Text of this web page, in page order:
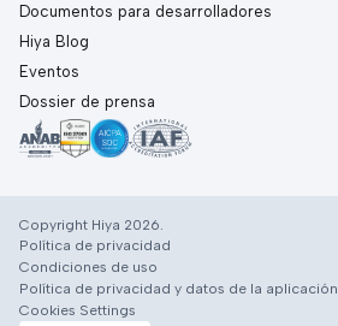
Documentos para desarrolladores
Hiya Blog
Eventos
Dossier de prensa
Copyright Hiya 2026.
Política de privacidad
Condiciones de uso
Política de privacidad y datos de la aplicación
Cookies Settings